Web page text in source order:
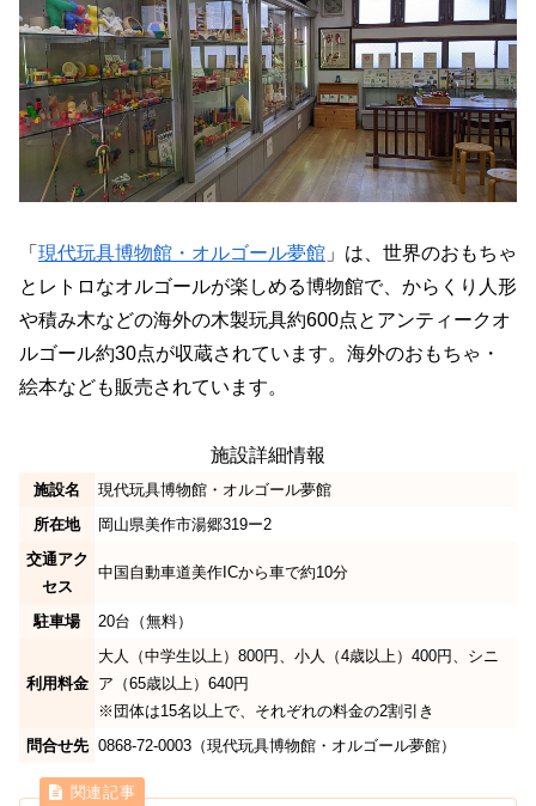
「 現代玩具博物館・オルゴール夢館 」は、世界のおもちゃ
とレトロなオルゴールが楽しめる博物館で、からくり人形
や積み木などの海外の木製玩具約600点とアンティークオ
ルゴール約30点が収蔵されています。海外のおもちゃ・
絵本なども販売されています。
施設詳細情報
施設名
現代玩具博物館・オルゴール夢館
所在地
岡山県美作市湯郷319ー2
交通アク
セス
中国自動車道美作ICから車で約10分
駐車場 20台（無料）
利用料金
大人（中学生以上）800円、小人（4歳以上）400円、シニ
ア（65歳以上）640円
※団体は15名以上で、それぞれの料金の2割引き
問合せ先 0868-72-0003（現代玩具博物館・オルゴール夢館）